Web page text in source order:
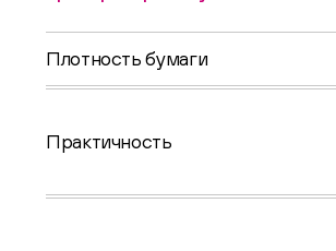
Плотность бумаги
Практичность